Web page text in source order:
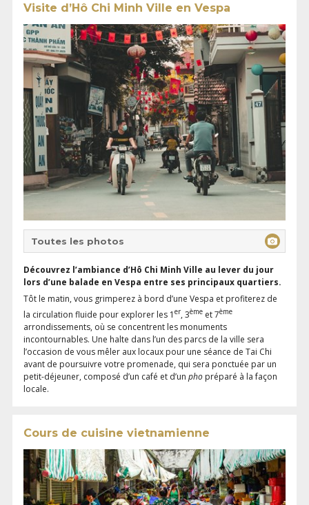
Visite d’Hô Chi Minh Ville en Vespa
Toutes les photos
Découvrez l’ambiance d’Hô Chi Minh Ville au lever du jour
lors d’une balade en Vespa entre ses principaux quartiers.
Tôt le matin, vous grimperez à bord d’une Vespa et profiterez de
la circulation fluide pour explorer les 1 er, 3ème et 7ème
arrondissements, où se concentrent les monuments
incontournables. Une halte dans l’un des parcs de la ville sera
l’occasion de vous mêler aux locaux pour une séance de Tai Chi
avant de poursuivre votre promenade, qui sera ponctuée par un
petit-déjeuner, composé d’un café et d’un pho préparé à la façon
locale.
Cours de cuisine vietnamienne